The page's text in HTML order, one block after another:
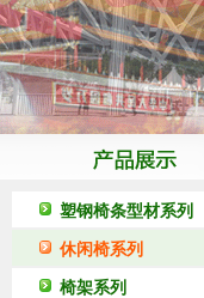
塑钢椅条型材系列
休闲椅系列
椅架系列